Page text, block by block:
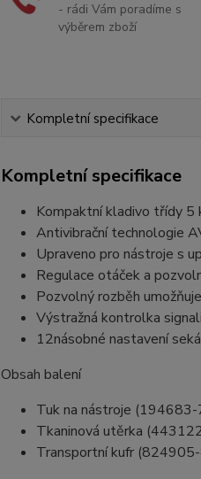
- rádi Vám poradíme s
výběrem zboží
Kompletní specifikace
Kompletní specifikace
Kompaktní kladivo třídy 5
Antivibrační technologie
Upraveno pro nástroje s
Regulace otáček a
Pozvolný rozběh
Výstražná kontrolka
12násobné nastavení
Obsah balení
Tuk na nástroje (194683-
Tkaninová utěrka
Transportní kufr